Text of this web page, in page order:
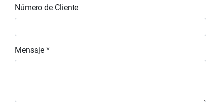
Número de Cliente
Mensaje *